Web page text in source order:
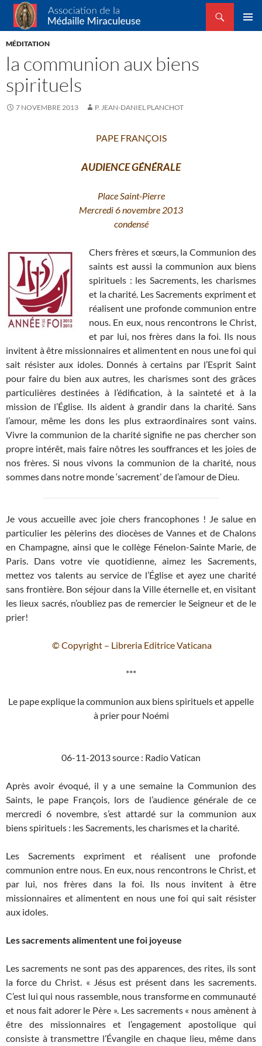
Association de la Médaille Miraculeuse
Recherche
ALLER
AU
MÉDITATION
la communion aux biens
spirituels
7 NOVEMBRE 2013 P. JEAN-DANIEL PLANCHOT
PAPE FRANÇOIS
AUDIENCE GÉNÉRALE
Place Saint-Pierre
Mercredi 6 novembre 2013
condensé
Chers frères et sœurs, la Communion des
saints est aussi la communion aux biens
spirituels : les Sacrements, les charismes
et la charité. Les Sacrements expriment et
réalisent une profonde communion entre
nous. En eux, nous rencontrons le Christ,
et par lui, nos frères dans la foi. Ils nous
invitent à être missionnaires et alimentent en nous une foi qui
sait résister aux idoles. Donnés à certains par l’Esprit Saint
pour faire du bien aux autres, les charismes sont des grâces
particulières destinées à l’édification, à la sainteté et à la
mission de l’Église. Ils aident à grandir dans la charité. Sans
l’amour, même les dons les plus extraordinaires sont vains.
Vivre la communion de la charité signifie ne pas chercher son
propre intérêt, mais faire nôtres les souffrances et les joies de
nos frères. Si nous vivons la communion de la charité, nous
sommes dans notre monde ‘sacrement’ de l’amour de Dieu.
Je vous accueille avec joie chers francophones ! Je salue en
particulier les pèlerins des diocèses de Vannes et de Chalons
en Champagne, ainsi que le collège Fénelon-Sainte Marie, de
Paris. Dans votre vie quotidienne, aimez les Sacrements,
mettez vos talents au service de l’Église et ayez une charité
sans frontière. Bon séjour dans la Ville éternelle et, en visitant
les lieux sacrés, n’oubliez pas de remercier le Seigneur et de le
prier!
© Copyright – Libreria Editrice Vaticana
***
Le pape explique la communion aux biens spirituels et appelle
à prier pour Noémi
06-11-2013 source : Radio Vatican
Après avoir évoqué, il y a une semaine la Communion des
Saints, le pape François, lors de l’audience générale de ce
mercredi 6 novembre, s’est attardé sur la communion aux
biens spirituels : les Sacrements, les charismes et la charité.
Les Sacrements expriment et réalisent une profonde
communion entre nous. En eux, nous rencontrons le Christ, et
par lui, nos frères dans la foi. Ils nous invitent à être
missionnaires et alimentent en nous une foi qui sait résister
aux idoles.
Les sacrements alimentent une foi joyeuse
Les sacrements ne sont pas des apparences, des rites, ils sont
la force du Christ. « Jésus est présent dans les sacrements.
C’est lui qui nous rassemble, nous transforme en communauté
et nous fait adorer le Père ». Les sacrements « nous amènent à
être des missionnaires et l’engagement apostolique qui
consiste à transmettre l’Évangile en chaque lieu, même dans